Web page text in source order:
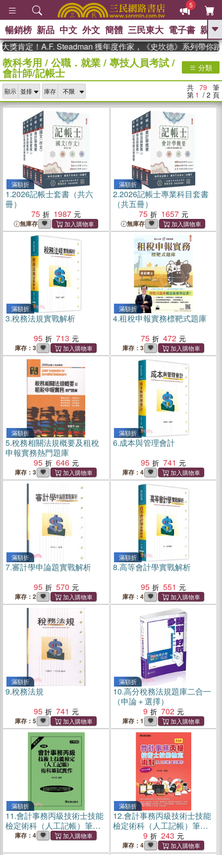
5
GO
熱搜： 東野圭吾 、 The Odyssey 、
、 如果歷史是一群喵 、 暑期
推薦 、 國際布克獎 臺灣漫遊錄 、 方
、 數學女
孩：黎曼猜想 、 偉大的迷走神經
暢銷榜 新品 中文 外文 簡體 三民東大 電子書 親子
！A.F. Steadman 獲年度作家，《史坎德》系列帶你踏上熱
教科考用 / 公職．就業/ 專技人員考試/
會計師/記帳士 分類
顯示 庫存 共 79 筆
第 1 / 2 頁
滿額折
1.2026記帳士套書（共六
冊）
75
1987
無庫存
滿額折
2.2026記帳士專業科目套書
（共五冊）
75
1657
無庫存
滿額折
3.稅務法規實戰解析
95
713
庫存：3
滿額折
4.租稅申報實務標靶式題庫
75
472
庫存：3
滿額折
5.稅務相關法規概要及租稅
申報實務熱門題庫
95
646
庫存：3
滿額折
6.成本與管理會計
95
741
庫存：4
滿額折
7.審計學申論題實戰解析
95
570
庫存：2
滿額折
8.高等會計學實戰解析
95
551
庫存：4
滿額折
9.稅務法規
95
741
庫存：5
滿額折
10.高分稅務法規題庫二合一
（申論＋選擇）
9
702
庫存：1
滿額折
11.會計事務丙級技術士技能
檢定術科（人工記帳）筆試
實作（解答本）
庫存：4
滿額折
12.會計事務丙級技術士技能
檢定術科（人工記帳）筆試
9 243
庫存：4